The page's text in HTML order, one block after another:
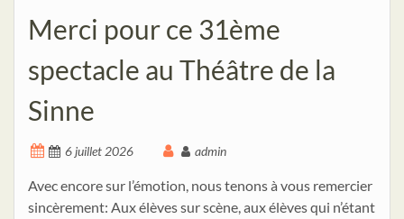
Merci pour ce 31ème
spectacle au Théâtre de la
Sinne
6 juillet 2026 admin
Avec encore sur l’émotion, nous tenons à vous remercier
sincèrement: Aux élèves sur scène, aux élèves qui n’étant